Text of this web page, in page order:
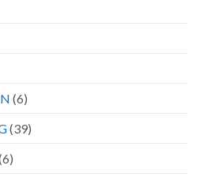
(6)
(39)